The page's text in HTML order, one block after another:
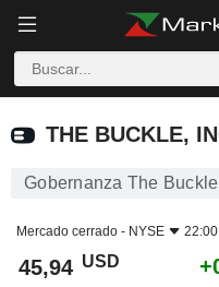
THE BUCKLE, INC.
THE BUCKLE,
Gobernanza The
Mercado cerrado - NYSE
45,94 USD